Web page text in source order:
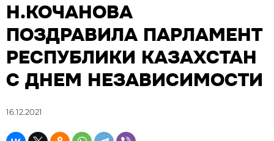
Н.КОЧАНОВА
ПОЗДРАВИЛА ПАРЛАМЕНТ
РЕСПУБЛИКИ КАЗАХСТАН
С ДНЕМ НЕЗАВИСИМОСТИ
16.12.2021